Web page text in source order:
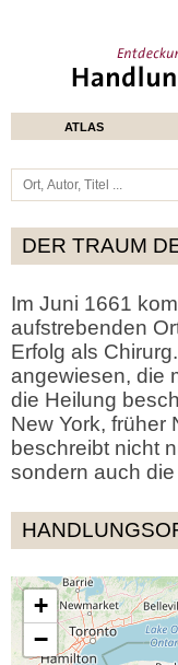
ATLAS
DER TRAUM
Im Juni 1661
aufstrebenden
Erfolg als
angewiesen, die
die Heilung
New York, früher
beschreibt nicht
sondern auch
+
−